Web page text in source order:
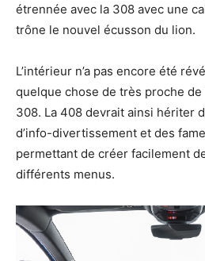
étrennée avec la 308 avec une
trône le nouvel écusson du lion.
L’intérieur n’a pas encore été
quelque chose de très proche
308. La 408 devrait ainsi hériter
d’info-divertissement et des
permettant de créer facilement
différents menus.